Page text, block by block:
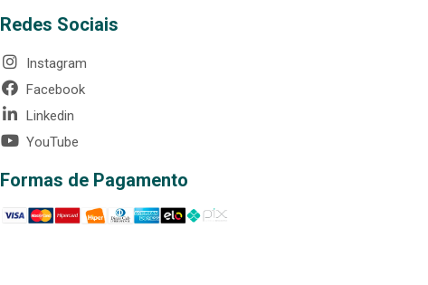
Redes Sociais
Instagram
Facebook
Linkedin
YouTube
Formas de Pagamento